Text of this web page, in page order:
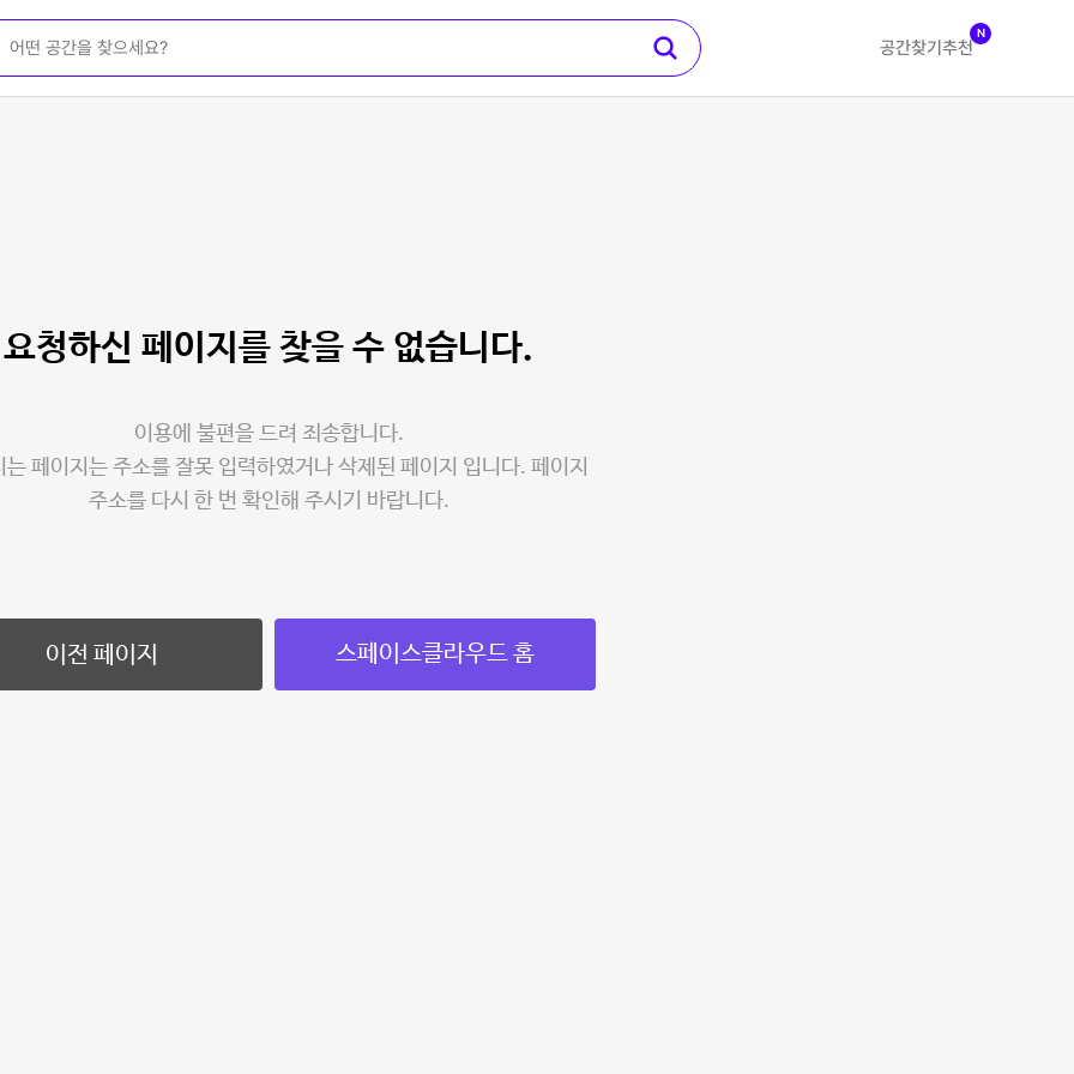
공간찾기 추천
N
요청하신 페이지를 찾을 수 없습니다.
이용에 불편을 드려 죄송합니다.
는 페이지는 주소를 잘못 입력하였거나 삭제된 페이지 입니다. 페이지
주소를 다시 한 번 확인해 주시기 바랍니다.
이전 페이지 스페이스클라우드 홈